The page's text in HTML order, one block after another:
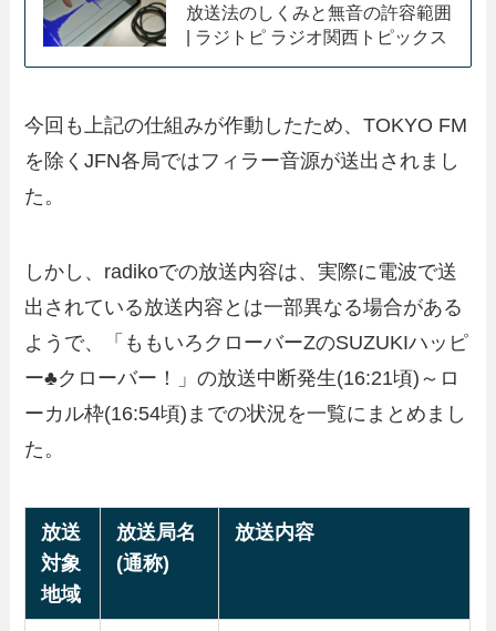
放送法のしくみと無音の許容範囲
| ラジトピ ラジオ関西トピックス
今回も上記の仕組みが作動したため、TOKYO FM
を除くJFN各局ではフィラー音源が送出されまし
た。
しかし、radikoでの放送内容は、実際に電波で送
出されている放送内容とは一部異なる場合がある
ようで、「ももいろクローバーZのSUZUKIハッピ
ー♣クローバー！」の放送中断発生(16:21頃)～ロ
ーカル枠(16:54頃)までの状況を一覧にまとめまし
た。
放送
対象
地域
放送局名
(通称)
放送内容